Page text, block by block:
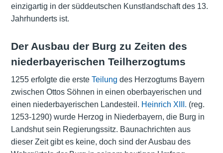
einzigartig in der süddeutschen Kunstlandschaft des 13.
Jahrhunderts ist.
Der Ausbau der Burg zu Zeiten des
niederbayerischen Teilherzogtums
1255 erfolgte die erste Teilung des Herzogtums Bayern
zwischen Ottos Söhnen in einen oberbayerischen und
einen niederbayerischen Landesteil. Heinrich XIII. (reg.
1253-1290) wurde Herzog in Niederbayern, die Burg in
Landshut sein Regierungssitz. Baunachrichten aus
dieser Zeit gibt es keine, doch sind der Ausbau des